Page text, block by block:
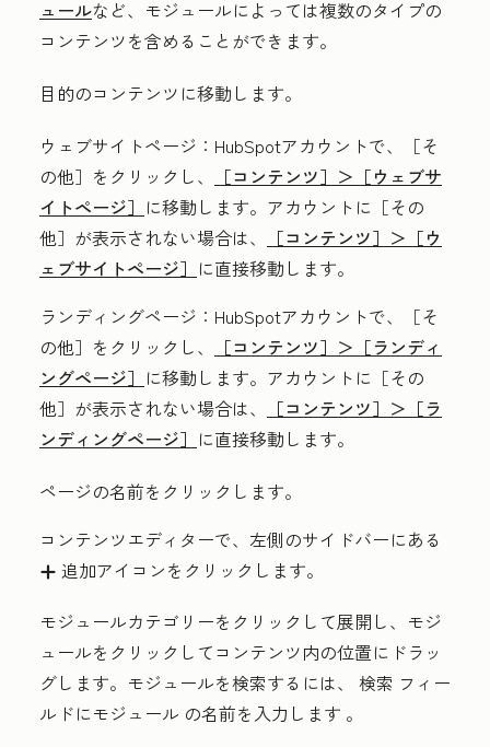
ュールなど、モジュールによっては複数のタイプの
コンテンツを含めることができます。
目的のコンテンツに移動します。
ウェブサイトページ ：HubSpotアカウントで、
［そ
の他］をクリックし、
［コンテンツ］＞ ［ウェブサ
イトページ］ に移動します。アカウントに ［その
他］が表示されない場合は、
［コンテンツ］＞ ［ウ
ェブサイトページ］ に直接移動します。
ランディングページ ：HubSpotアカウントで、
［そ
の他］をクリックし、
［コンテンツ］＞ ［ランディ
ングページ］ に移動します。アカウントに ［その
他］が表示されない場合は、
［コンテンツ］＞ ［ラ
ンディングページ］ に直接移動します。
ページの名前をクリックします。
コンテンツエディターで、左側のサイドバーにある
add 追加アイコンをクリックします。
モジュールカテゴリーをクリックして展開し、 モジ
ュールをクリックしてコンテンツ内の位置にドラッ
グします。モジュールを検索するには、 検索 フィー
ルドにモジュール の名前を入力します 。